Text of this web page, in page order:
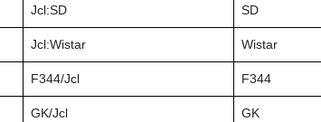
Jcl:SD SD
Jcl:Wistar Wistar
F344/Jcl F344
GK/Jcl GK